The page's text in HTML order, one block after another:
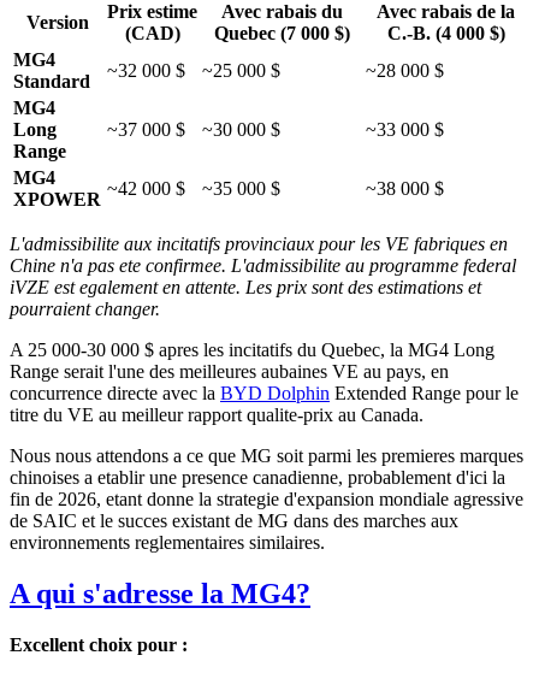
Version
Prix estime
(CAD)
Avec rabais du
Quebec (7 000 $)
Avec rabais de la
C.-B. (4 000 $)
MG4
Standard
~32 000 $ ~25 000 $
~28 000 $
MG4
Long
Range
~37 000 $ ~30 000 $ ~33 000 $
MG4
XPOWER
~42 000 $ ~35 000 $ ~38 000 $
L'admissibilite aux incitatifs provinciaux pour les VE fabriques en
Chine n'a pas ete confirmee. L'admissibilite au programme federal
iVZE est egalement en attente. Les prix sont des estimations et
pourraient changer.
A 25 000-30 000 $ apres les incitatifs du Quebec, la MG4 Long
Range serait l'une des meilleures aubaines VE au pays, en
concurrence directe avec la BYD Dolphin Extended Range pour le
titre du VE au meilleur rapport qualite-prix au Canada.
Nous nous attendons a ce que MG soit parmi les premieres marques
chinoises a etablir une presence canadienne, probablement d'ici la
fin de 2026, etant donne la strategie d'expansion mondiale agressive
de SAIC et le succes existant de MG dans des marches aux
environnements reglementaires similaires.
A qui s'adresse la MG4?
Excellent choix pour :